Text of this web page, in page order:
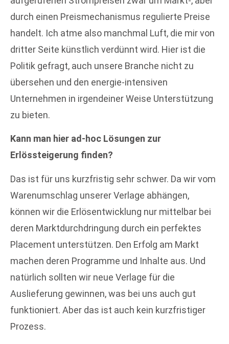
durch einen Preismechanismus regulierte Preise
handelt. Ich atme also manchmal Luft, die mir von
dritter Seite künstlich verdünnt wird. Hier ist die
Politik gefragt, auch unsere Branche nicht zu
übersehen und den energie-intensiven
Unternehmen in irgendeiner Weise Unterstützung
zu bieten.
Kann man hier ad-hoc Lösungen zur
Erlössteigerung finden?
Das ist für uns kurzfristig sehr schwer. Da wir vom
Warenumschlag unserer Verlage abhängen,
können wir die Erlösentwicklung nur mittelbar bei
deren Marktdurchdringung durch ein perfektes
Placement unterstützen. Den Erfolg am Markt
machen deren Programme und Inhalte aus. Und
natürlich sollten wir neue Verlage für die
Auslieferung gewinnen, was bei uns auch gut
funktioniert. Aber das ist auch kein kurzfristiger
Prozess.